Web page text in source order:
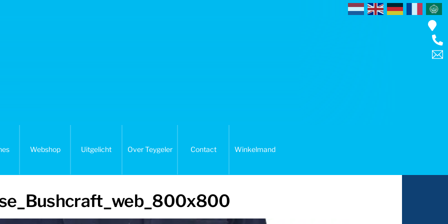
Webshop Uitgelicht Over Teygeler Contact Winkelmand